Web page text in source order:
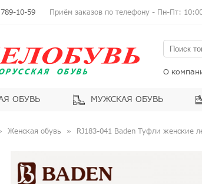
10-59 Приём заказов по телефону - Пн-Пт:
О
ОБУВЬ МУЖСКАЯ ОБУВЬ
Женская обувь RJ183-041 Baden Туфли женские